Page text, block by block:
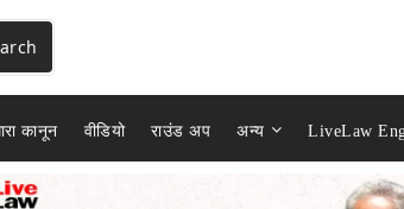
कानून वीडियो राउंड अप अन्य LiveLaw